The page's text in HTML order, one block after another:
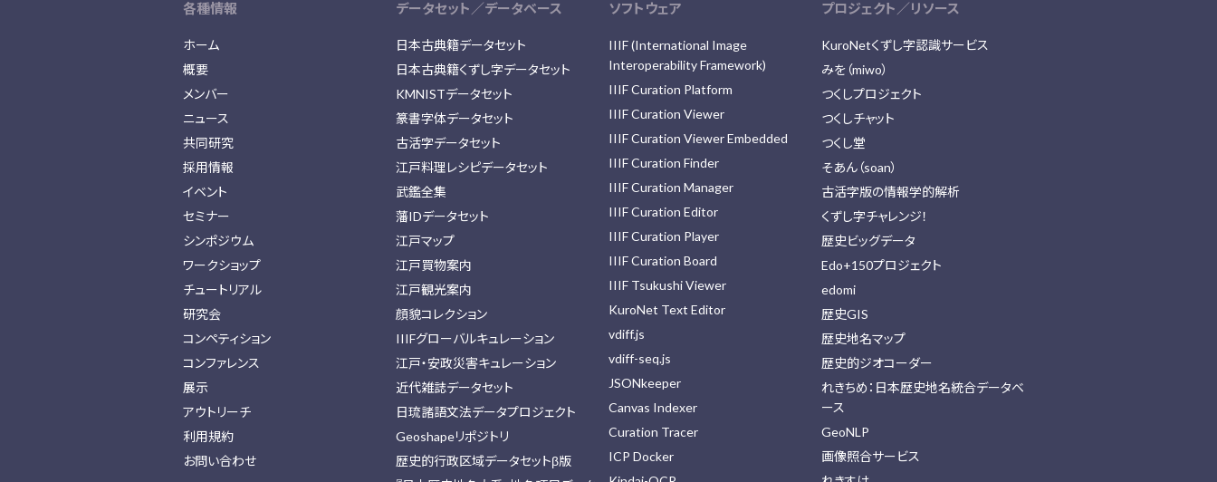
各種情報
ホーム
概要
メンバー
ニュース
共同研究
採用情報
イベント
セミナー
シンポジウム
ワークショップ
チュートリアル
研究会
コンペティション
コンファレンス
展示
アウトリーチ
利用規約
お問い合わせ
データセット／データベース
日本古典籍データセット
日本古典籍くずし字データセット
KMNISTデータセット
篆書字体データセット
古活字データセット
江戸料理レシピデータセット
武鑑全集
藩IDデータセット
江戸マップ
江戸買物案内
江戸観光案内
顔貌コレクション
IIIFグローバルキュレーション
江戸・安政災害キュレーション
近代雑誌データセット
日琉諸語文法データプロジェクト
Geoshapeリポジトリ
歴史的行政区域データセットβ版
ソフトウェア
IIIF (International Image
Interoperability Framework)
IIIF Curation Platform
IIIF Curation Viewer
IIIF Curation Viewer Embedded
IIIF Curation Finder
IIIF Curation Manager
IIIF Curation Editor
IIIF Curation Player
IIIF Curation Board
IIIF Tsukushi Viewer
KuroNet Text Editor
vdiff.js
vdiff-seq.js
JSONkeeper
Canvas Indexer
Curation Tracer
ICP Docker
プロジェクト／リソース
KuroNetくずし字認識サービス
みを（miwo）
つくしプロジェクト
つくしチャット
つくし堂
そあん（soan）
古活字版の情報学的解析
くずし字チャレンジ！
歴史ビッグデータ
Edo+150プロジェクト
edomi
歴史GIS
歴史地名マップ
歴史的ジオコーダー
れきちめ：日本歴史地名統合データベ
ース
GeoNLP
画像照合サービス